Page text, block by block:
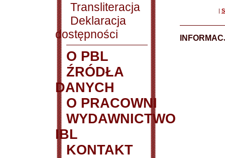
Transliteracja
Deklaracja
dostępności
O PBL
ŹRÓDŁA
DANYCH
O PRACOWNI
WYDAWNICTWO
IBL
KONTAKT
|